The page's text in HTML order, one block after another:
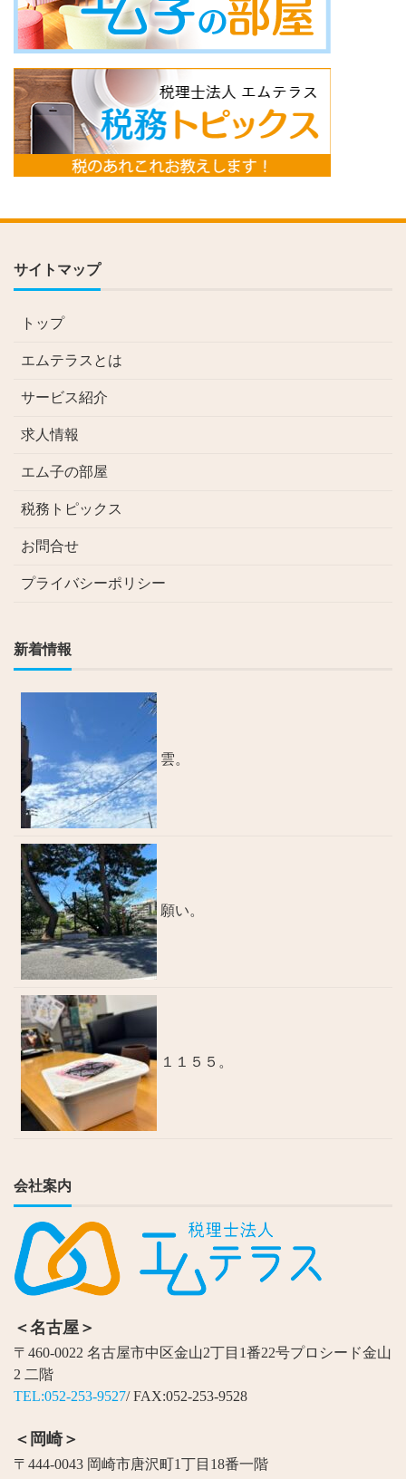
サイトマップ
トップ
エムテラスとは
サービス紹介
求人情報
エム子の部屋
税務トピックス
お問合せ
プライバシーポリシー
新着情報
雲。
願い。
１１５５。
会社案内
＜名古屋＞
〒460-0022 名古屋市中区金山2丁目1番22号プロシード金山
2 二階
TEL:052-253-9527/ FAX:052-253-9528
＜岡崎＞
〒444-0043 岡崎市唐沢町1丁目18番一階